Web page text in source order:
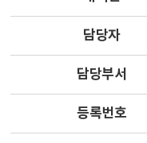
담당자
담당부서
등록번호